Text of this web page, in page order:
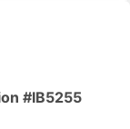
#IB5255